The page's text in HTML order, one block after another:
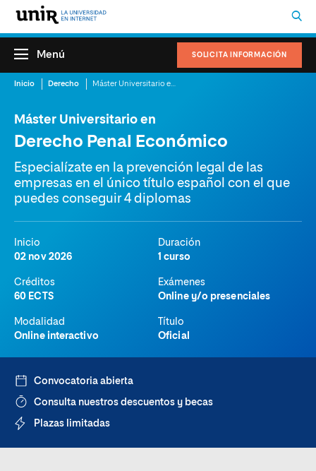
SOLICITA INFORMACIÓN
Menú
Inicio Derecho
Máster Universitario en
Derecho Penal Económico
Especialízate en la prevención legal de las
empresas en el único título español con el que
puedes conseguir 4 diplomas
Inicio
02 nov 2026
Duración
1 curso
Créditos
60 ECTS
Exámenes
Online y/o presenciales
Modalidad
Online interactivo
Título
Oficial
Convocatoria abierta
Consulta nuestros descuentos y becas
Plazas limitadas